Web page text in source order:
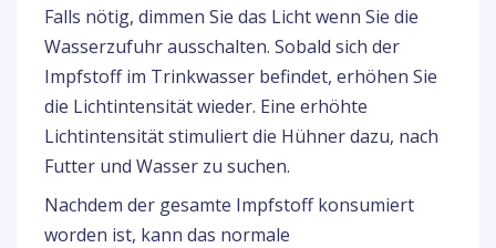
Falls nötig, dimmen Sie das Licht wenn Sie die
Wasserzufuhr ausschalten. Sobald sich der
Impfstoff im Trinkwasser befindet, erhöhen Sie
die Lichtintensität wieder. Eine erhöhte
Lichtintensität stimuliert die Hühner dazu, nach
Futter und Wasser zu suchen.
Nachdem der gesamte Impfstoff konsumiert
worden ist, kann das normale